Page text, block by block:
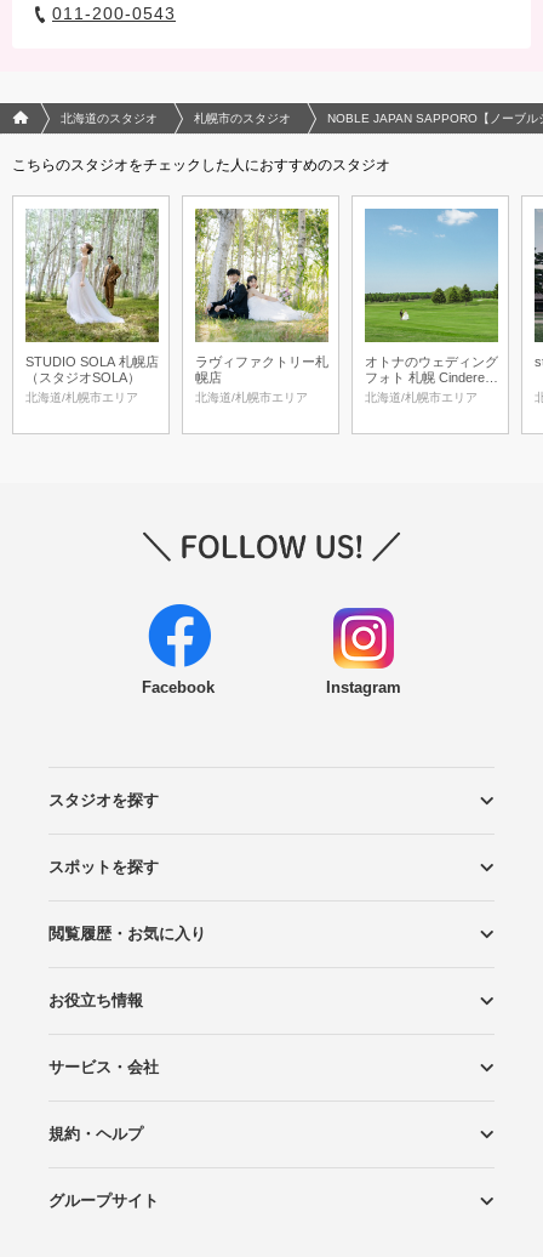
011-200-0543
フォトウエディング/結婚写真のPhotorait ホーム
北海道のスタジオ 札幌市のスタジオ NOBLE JAPAN SAPPORO【ノーブル
こちらのスタジオをチェックした人におすすめのスタジオ
STUDIO SOLA 札幌店
（スタジオSOLA）
北海道/札幌市エリア
ラヴィファクトリー札
幌店
北海道/札幌市エリア
オトナのウェディング
フォト 札幌 Cinderella
Story Wedding photo
北海道/札幌市エリア
Facebook Instagram
スタジオを探す
エリアから探す
こだわりから探す
NEW PHOTO STYLE
プランから探す
フォトタイプ診断
フォトグラファーから探す
国内リゾートから探す
スポットを探す
ロケーションから探す
スタジオから探す
閲覧履歴・お気に入り
閲覧スタジオ
お気に入り
お役立ち情報
Wedding Photo マガジン
はじめてガイド
サービス・会社
Photoraitとは
スタジオの掲載について
お問い合わせ
運営会社
サイトマップ
規約・ヘルプ
プライバシーポリシー
利用規約
ヘルプ
グループサイト